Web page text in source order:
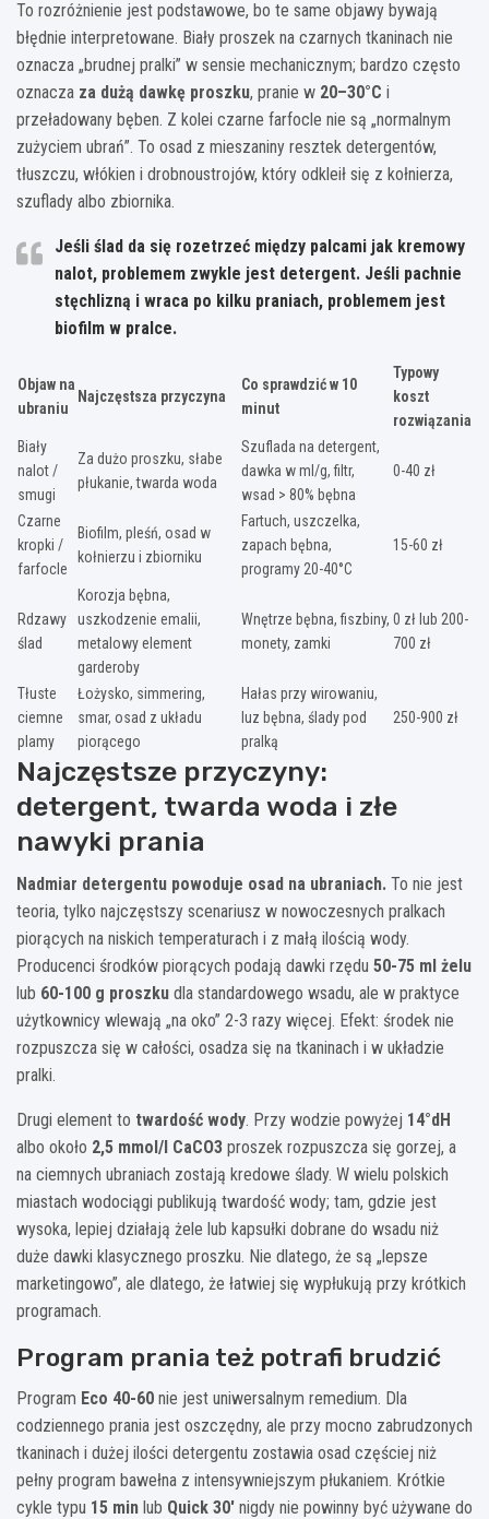
To rozróżnienie jest podstawowe, bo te same objawy bywają
błędnie interpretowane. Biały proszek na czarnych tkaninach nie
oznacza „brudnej pralki” w sensie mechanicznym; bardzo często
oznacza za dużą dawkę proszku, pranie w 20–30°C i
przeładowany bęben. Z kolei czarne farfocle nie są „normalnym
zużyciem ubrań”. To osad z mieszaniny resztek detergentów,
tłuszczu, włókien i drobnoustrojów, który odkleił się z kołnierza,
szuflady albo zbiornika.
Jeśli ślad da się rozetrzeć między palcami jak kremowy
nalot, problemem zwykle jest detergent. Jeśli pachnie
stęchlizną i wraca po kilku praniach, problemem jest
biofilm w pralce.
Objaw na
ubraniu
Najczęstsza przyczyna
Co sprawdzić w 10
minut
Typowy
koszt
rozwiązania
Biały
nalot /
smugi
Za dużo proszku, słabe
płukanie, twarda woda
Szuflada na detergent,
dawka w ml/g, filtr,
wsad > 80% bębna
0-40 zł
Czarne
kropki /
farfocle
Biofilm, pleśń, osad w
kołnierzu i zbiorniku
Fartuch, uszczelka,
zapach bębna,
programy 20-40°C
15-60 zł
Rdzawy
ślad
Korozja bębna,
uszkodzenie emalii,
metalowy element
garderoby
Wnętrze bębna, fiszbiny,
monety, zamki
0 zł lub 200-
700 zł
Tłuste
ciemne
plamy
Łożysko, simmering,
smar, osad z układu
piorącego
Hałas przy wirowaniu,
luz bębna, ślady pod
pralką
250-900 zł
Najczęstsze przyczyny:
detergent, twarda woda i złe
nawyki prania
Nadmiar detergentu powoduje osad na ubraniach. To nie jest
teoria, tylko najczęstszy scenariusz w nowoczesnych pralkach
piorących na niskich temperaturach i z małą ilością wody.
Producenci środków piorących podają dawki rzędu 50-75 ml żelu
lub 60-100 g proszku dla standardowego wsadu, ale w praktyce
użytkownicy wlewają „na oko” 2-3 razy więcej. Efekt: środek nie
rozpuszcza się w całości, osadza się na tkaninach i w układzie
pralki.
Drugi element to twardość wody. Przy wodzie powyżej 14°dH
albo około 2,5 mmol/l CaCO3 proszek rozpuszcza się gorzej, a
na ciemnych ubraniach zostają kredowe ślady. W wielu polskich
miastach wodociągi publikują twardość wody; tam, gdzie jest
wysoka, lepiej działają żele lub kapsułki dobrane do wsadu niż
duże dawki klasycznego proszku. Nie dlatego, że są „lepsze
marketingowo”, ale dlatego, że łatwiej się wypłukują przy krótkich
programach.
Program prania też potrafi brudzić
Program Eco 40-60 nie jest uniwersalnym remedium. Dla
codziennego prania jest oszczędny, ale przy mocno zabrudzonych
tkaninach i dużej ilości detergentu zostawia osad częściej niż
pełny program bawełna z intensywniejszym płukaniem. Krótkie
cykle typu 15 min lub Quick 30′ nigdy nie powinny być używane do